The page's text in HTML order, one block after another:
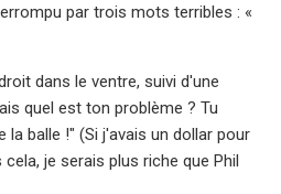
par trois mots terribles : «
dans le ventre, suivi d'une
quel est ton problème ? Tu
balle !" (Si j'avais un dollar pour
je serais plus riche que Phil